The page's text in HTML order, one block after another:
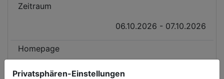
Privatsphären-Einstellungen
Zeitraum
06.10.2026 - 07.10.2026
Homepage
https://live.handelsblatt.com/...eicher/